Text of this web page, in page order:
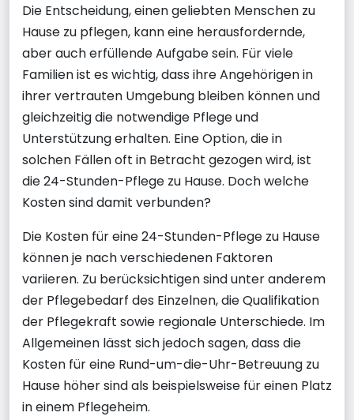
Die Entscheidung, einen geliebten Menschen zu
Hause zu pflegen, kann eine herausfordernde,
aber auch erfüllende Aufgabe sein. Für viele
Familien ist es wichtig, dass ihre Angehörigen in
ihrer vertrauten Umgebung bleiben können und
gleichzeitig die notwendige Pflege und
Unterstützung erhalten. Eine Option, die in
solchen Fällen oft in Betracht gezogen wird, ist
die 24-Stunden-Pflege zu Hause. Doch welche
Kosten sind damit verbunden?
Die Kosten für eine 24-Stunden-Pflege zu Hause
können je nach verschiedenen Faktoren
variieren. Zu berücksichtigen sind unter anderem
der Pflegebedarf des Einzelnen, die Qualifikation
der Pflegekraft sowie regionale Unterschiede. Im
Allgemeinen lässt sich jedoch sagen, dass die
Kosten für eine Rund-um-die-Uhr-Betreuung zu
Hause höher sind als beispielsweise für einen Platz
in einem Pflegeheim.